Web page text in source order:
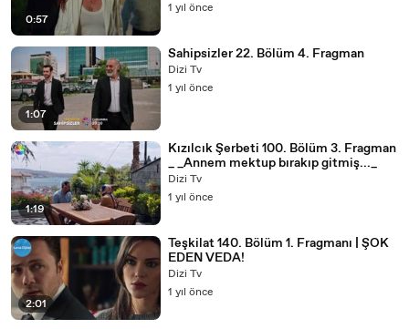
0:57
1 yıl önce
1:07
Sahipsizler 22. Bölüm 4. Fragman
Dizi Tv
1 yıl önce
1:19
Kızılcık Şerbeti 100. Bölüm 3. Fragman
_ _Annem mektup bırakıp gitmiş..._
Dizi Tv
1 yıl önce
2:01
Teşkilat 140. Bölüm 1. Fragmanı | ŞOK
EDEN VEDA!
Dizi Tv
1 yıl önce